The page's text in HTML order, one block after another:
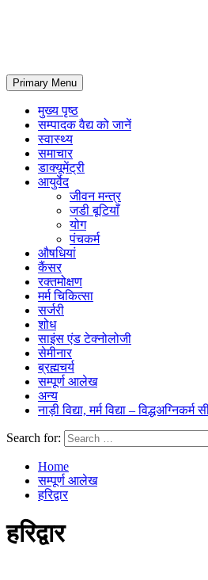
Primary Menu
मुख्य पृष्ठ
सम्पादक वैद्य को जानें
स्वास्थ्य
समाचार
डाक्यूमेंट्री
आयुर्वेद
जीवन मन्त्र
जडी बूटियाँ
योग
पंचकर्म
औषधियां
कैंसर
रक्तमोक्षण
मर्म चिकित्सा
सर्जरी
शोध
साइंस एंड टेक्नोलोजी
सेमीनार
ब्रह्मचर्य
सम्पूर्ण आलेख
अन्य
नाड़ी विद्या, मर्म विद्या –
Search for:
Home
सम्पूर्ण आलेख
हरिद्वार
हरिद्वार